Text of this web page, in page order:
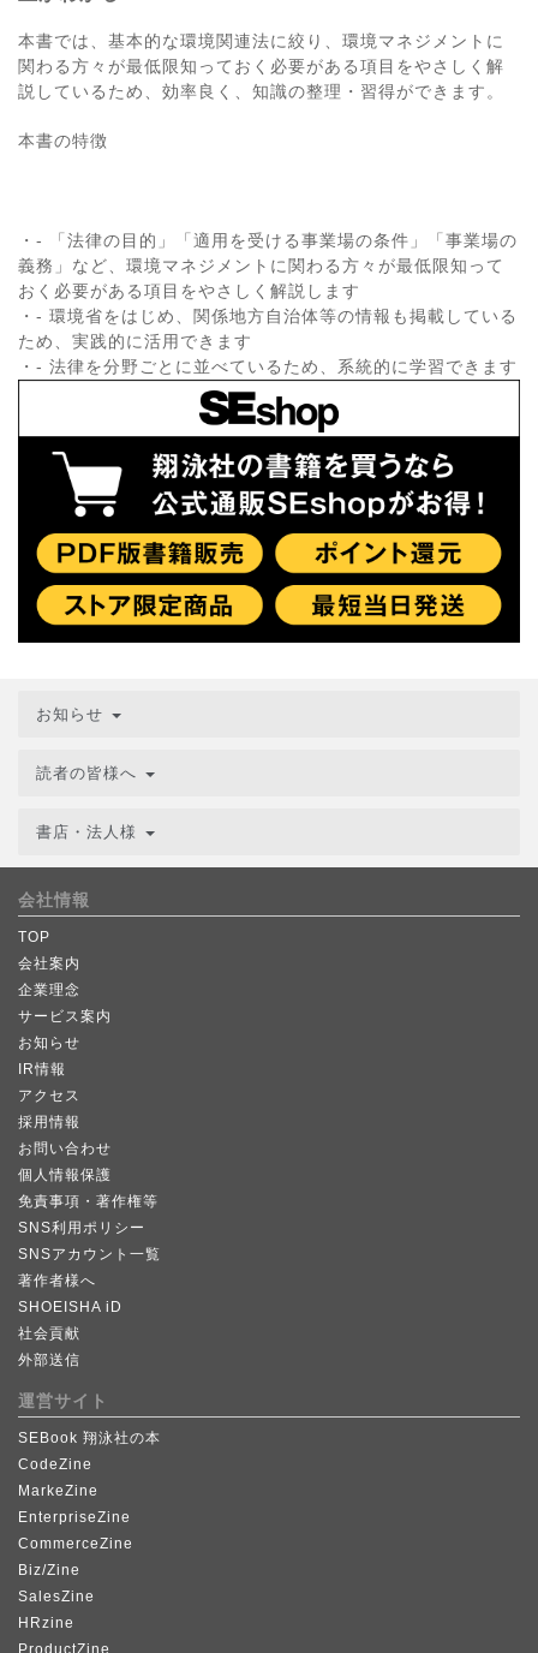
本書では、基本的な環境関連法に絞り、環境マネジメントに
関わる方々が最低限知っておく必要がある項目をやさしく解
説しているため、効率良く、知識の整理・習得ができます。
本書の特徴
・- 「法律の目的」「適用を受ける事業場の条件」「事業場の
義務」など、環境マネジメントに関わる方々が最低限知って
おく必要がある項目をやさしく解説します
・- 環境省をはじめ、関係地方自治体等の情報も掲載している
ため、実践的に活用できます
・- 法律を分野ごとに並べているため、系統的に学習できます
お知らせ
読者の皆様へ
書店・法人様
会社情報
TOP
会社案内
企業理念
サービス案内
お知らせ
IR情報
アクセス
採用情報
お問い合わせ
個人情報保護
免責事項・著作権等
SNS利用ポリシー
SNSアカウント一覧
著作者様へ
SHOEISHA iD
社会貢献
外部送信
運営サイト
SEBook 翔泳社の本
CodeZine
MarkeZine
EnterpriseZine
CommerceZine
Biz/Zine
SalesZine
HRzine